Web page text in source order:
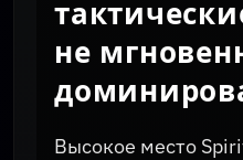
не
Высокое место